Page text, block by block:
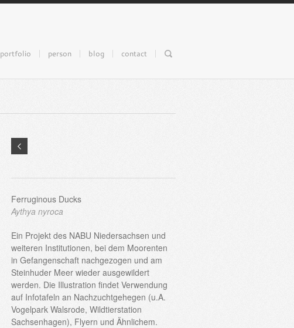
portfolio person blog contact
Ferruginous Ducks
Aythya nyroca
Ein Projekt des NABU Niedersachsen und
weiteren Institutionen, bei dem Moorenten
in Gefangenschaft nachgezogen und am
Steinhuder Meer wieder ausgewildert
werden. Die Illustration findet Verwendung
auf Infotafeln an Nachzuchtgehegen (u.A.
Vogelpark Walsrode, Wildtierstation
Sachsenhagen), Flyern und Ähnlichem.